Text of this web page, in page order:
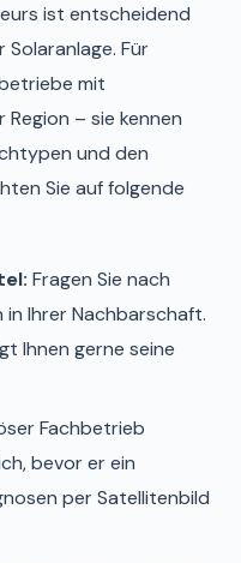
ist entscheidend
Für
mit
– sie kennen
und den
Sie auf folgende
Fragen Sie nach
Ihrer Nachbarschaft.
Ihnen gerne seine
Fachbetrieb
bevor er ein
per Satellitenbild